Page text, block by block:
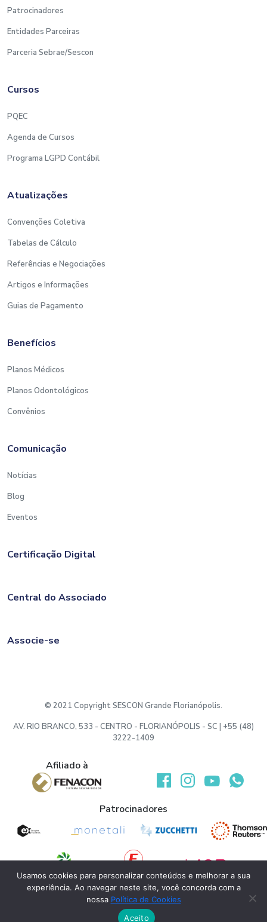
Patrocinadores
Entidades Parceiras
Parceria Sebrae/Sescon
Cursos
PQEC
Agenda de Cursos
Programa LGPD Contábil
Atualizações
Convenções Coletiva
Tabelas de Cálculo
Referências e Negociações
Artigos e Informações
Guias de Pagamento
Benefícios
Planos Médicos
Planos Odontológicos
Convênios
Comunicação
Notícias
Blog
Eventos
Certificação Digital
Central do Associado
Associe-se
© 2021 Copyright SESCON Grande Florianópolis.
AV. RIO BRANCO, 533 - CENTRO - FLORIANÓPOLIS - SC | +55 (48)
3222-1409
Afiliado à
Desenvolvido por:
Patrocinadores
Apoio
Usamos cookies para personalizar conteúdos e melhorar a sua
experiência. Ao navegar neste site, você concorda com a
nossa Política de Cookies
Aceito